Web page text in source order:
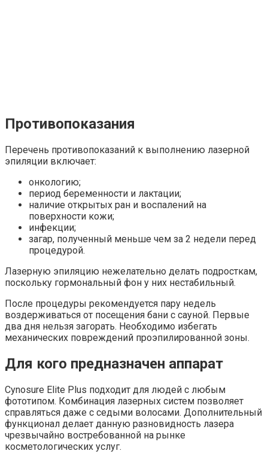
Противопоказания
Перечень противопоказаний к выполнению лазерной
эпиляции включает:
онкологию;
период беременности и лактации;
наличие открытых ран и воспалений на
поверхности кожи;
инфекции;
загар, полученный меньше чем за 2 недели перед
процедурой.
Лазерную эпиляцию нежелательно делать подросткам,
поскольку гормональный фон у них нестабильный.
После процедуры рекомендуется пару недель
воздерживаться от посещения бани с сауной. Первые
два дня нельзя загорать. Необходимо избегать
механических повреждений проэпилированной зоны.
Для кого предназначен аппарат
Cynosure Elite Plus подходит для людей с любым
фототипом. Комбинация лазерных систем позволяет
справляться даже с седыми волосами. Дополнительный
функционал делает данную разновидность лазера
чрезвычайно востребованной на рынке
косметологических услуг.